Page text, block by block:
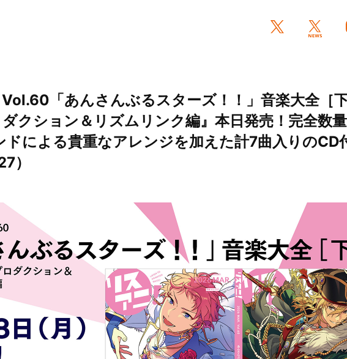
Vol.60「あんさんぶるスターズ！！」音楽大全［
クション＆リズムリンク編』本日発売！完全数
ドによる貴重なアレンジを加えた計7曲入りのCD
）